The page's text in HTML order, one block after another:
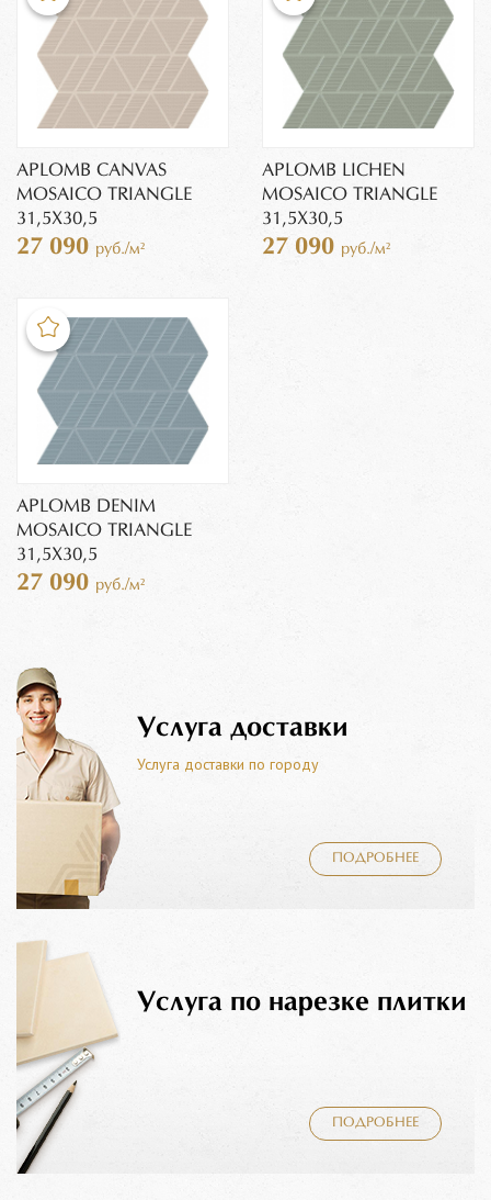
APLOMB CANVAS
MOSAICO TRIANGLE
31,5X30,5
27 090 руб./м²
APLOMB LICHEN
MOSAICO TRIANGLE
31,5X30,5
27 090 руб./м²
APLOMB DENIM
MOSAICO TRIANGLE
31,5X30,5
27 090 руб./м²
Услуга доставки
Услуга доставки по городу
ПОДРОБНЕЕ
Услуга по нарезке плитки
ПОДРОБНЕЕ